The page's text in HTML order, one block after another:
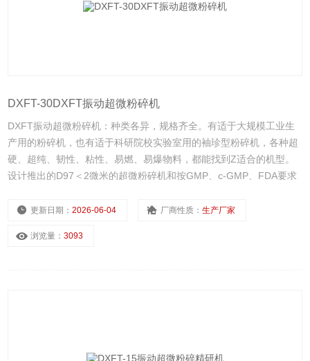
DXFT-30DXFT振动超微粉碎机
DXFT振动超微粉碎机：种类各异，规格齐全。有适于大规模工业生
产用的粉碎机，也有适于科研院校实验室用的袖珍型粉碎机，各种超
硬、超纯、韧性、粘性、易燃、易爆物料，都能找到Z适合的机型。
设计推出的D97＜2微米的超微粉碎机和按GMP、c-GMP、FDA要求
更新日期：2026-06-04 厂商性质：生产厂家
浏览量：3093